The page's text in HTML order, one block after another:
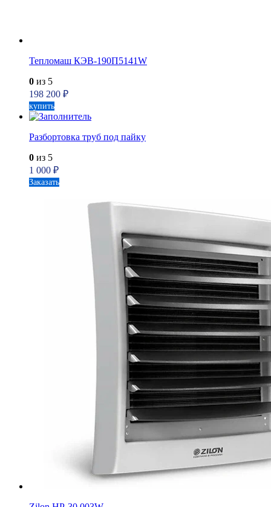
Тепломаш КЭВ-190П5141W
0 из 5
198 200 ₽
купить
Разбортовка труб под пайку
0 из 5
1 000 ₽
Заказать